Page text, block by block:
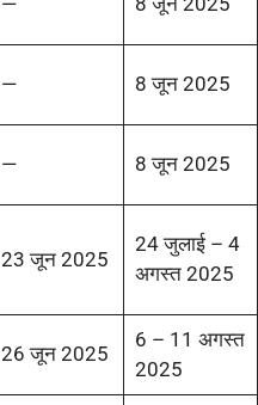
— 8 जून 2025
— 8 जून 2025
23 जून 2025
24 जुलाई – 4
अगस्त 2025
26 जून 2025
6 – 11 अगस्त
2025